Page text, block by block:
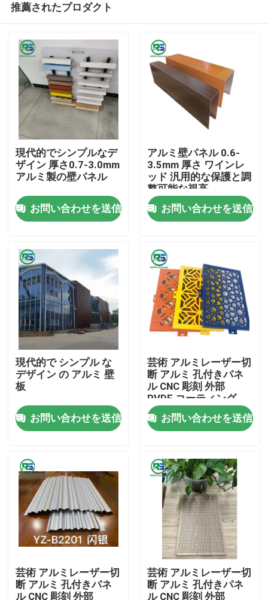
家
プロダクト
VRショー
私達について
工場旅行
私達に連絡しなさい
引用を要求しなさい
アルミニウム蜜蜂の巣のパネル
推薦されたプロダクト
現代的でシンプルなデ
ザイン 厚さ0.7-3.0mm
アルミ製の壁パネル
お問い合わせを送信
アルミ壁パネル 0.6-
3.5mm 厚さ ワインレ
ッド 汎用的な保護と調
整可能な視高
お問い合わせを送信
現代的で シンプル な
デザイン の アルミ 壁
板
お問い合わせを送信
芸術 アルミレーザー切
断 アルミ 孔付きパネ
ル CNC 彫刻 外部
PVDF コーティング
お問い合わせを送信
芸術 アルミレーザー切
断 アルミ 孔付きパネ
ル CNC 彫刻 外部
芸術 アルミレーザー切
断 アルミ 孔付きパネ
ル CNC 彫刻 外部